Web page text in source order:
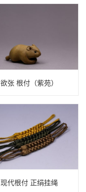
欲张 根付（紫苑）
现代根付 正绢挂绳